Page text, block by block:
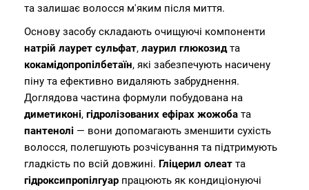
та залишає волосся м'яким після миття.
Основу засобу складають очищуючі компоненти
натрій лаурет сульфат, лаурил глюкозидта
кокамідопропілбетаїн, які забезпечують насичену
піну та ефективно видаляють забруднення.
Доглядова частина формули побудована на
диметиконі, гідролізованих ефірах жожоба та
пантенолі — вони допомагають зменшити сухість
волосся, полегшують розчісування та підтримують
гладкість по всій довжині. Гліцерил олеат та
гідроксипропілгуар працюють як кондиціонуючі